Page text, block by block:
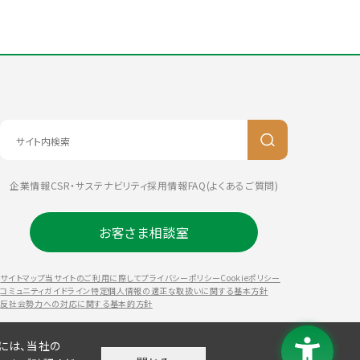
企業情報CSR・サステナビリティ採用情報FAQ(よくあるご質問)
お客さま相談室
サイトマップ当サイトのご利用に際してプライバシーポリシーCookieポリシー
コミュニティガイドライン特定個人情報の適正な取扱いに関する基本方針
反社会勢力への対応に関する基本的方針
は、当社の